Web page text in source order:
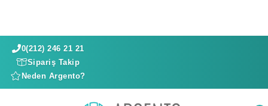
0(212) 246 21 21
Sipariş Takip
Neden Argento?